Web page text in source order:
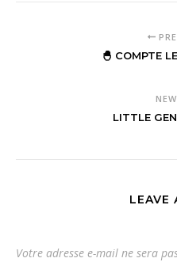
🐣 COMPTE
LITTLE
LEAVE
Votre adresse e-mail ne sera